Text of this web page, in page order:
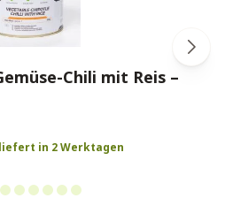
Chili mit Reis –
in 2 Werktagen